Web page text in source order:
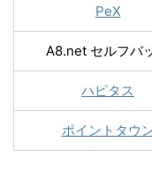
PeX
A8.net セルフバ
ハピタス
ポイントタウ